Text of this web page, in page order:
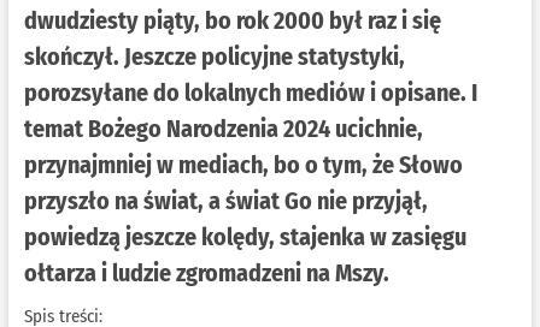
dwudziesty piąty, bo rok 2000 był raz i się
skończył. Jeszcze policyjne statystyki,
porozsyłane do lokalnych mediów i opisane. I
temat Bożego Narodzenia 2024 ucichnie,
przynajmniej w mediach, bo o tym, że Słowo
przyszło na świat, a świat Go nie przyjął,
powiedzą jeszcze kolędy, stajenka w zasięgu
ołtarza i ludzie zgromadzeni na Mszy.
Spis treści: